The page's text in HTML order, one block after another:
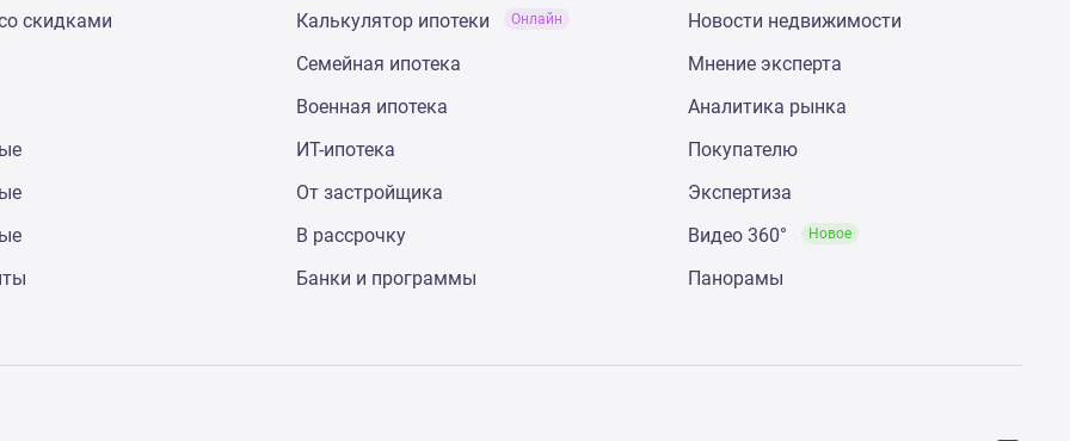
скидками
Калькулятор ипотеки Онлайн
Семейная ипотека
Военная ипотека
ИТ-ипотека
От застройщика
В рассрочку
Банки и программы
Новости недвижимости
Мнение эксперта
Аналитика рынка
Покупателю
Экспертиза
Видео 360°
Новое
Панорамы